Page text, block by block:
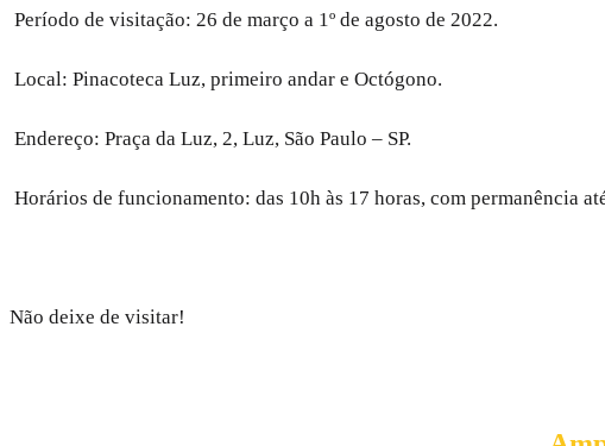
Período de visitação: 26 de março a 1º de agosto de 2022.
Local: Pinacoteca Luz, primeiro andar e Octógono.
Endereço: Praça da Luz, 2, Luz, São Paulo – SP.
Horários de funcionamento: das 10h às 17 horas, com permanência
Não deixe de visitar!